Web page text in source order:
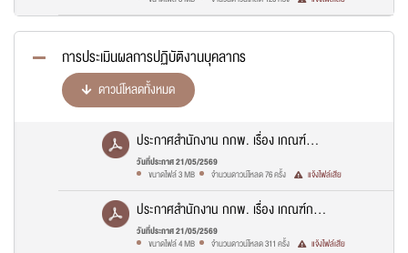
การประเมินผลการปฏิบัติงานบุคลากร
ดาวน์โหลดทั้งหมด
ประกาศสำนักงาน กกพ. เรื่อง เกณฑ์
ประเมินผลการปฏิบัติงานประจำปีของ
พนักงานและลูกจ้าง พ.ศ. 2567.pdf
วันที่ประกาศ 21/05/2569
ขนาดไฟล์ 3 MB
จำนวนดาวน์โหลด 76 ครั้ง แจ้งไฟล์เสีย
ประกาศสำนักงาน กกพ. เรื่อง เกณฑ์การ
ประเมินผลการปฏิบัติงานประจำปี.pdf
วันที่ประกาศ 21/05/2569
ขนาดไฟล์ 4 MB
จำนวนดาวน์โหลด 311 ครั้ง แจ้งไฟล์เสีย
แจ้งไฟล์เสีย